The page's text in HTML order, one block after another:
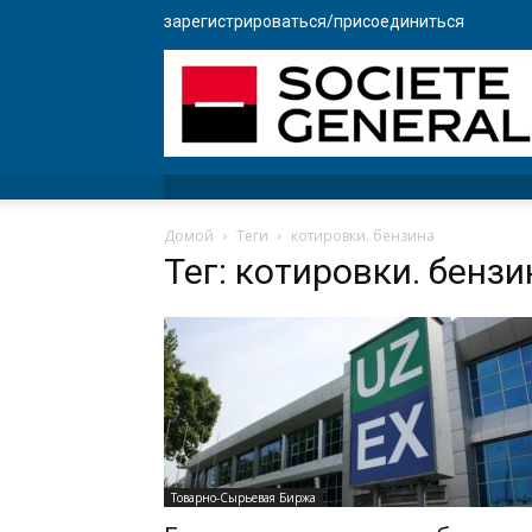
зарегистрироваться/присоединиться
Домой Теги котировки. бензина
Тег: котировки.
Товарно-Сырьевая Биржа